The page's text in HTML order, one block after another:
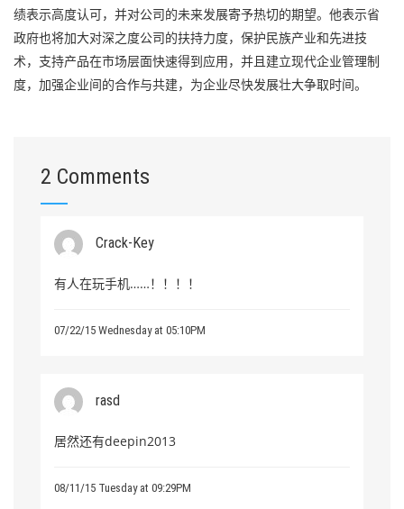
绩表示高度认可，并对公司的未来发展寄予热切的期望。他表示省
政府也将加大对深之度公司的扶持力度，保护民族产业和先进技
术，支持产品在市场层面快速得到应用，并且建立现代企业管理制
度，加强企业间的合作与共建，为企业尽快发展壮大争取时间。
2 Comments
Crack-Key
有人在玩手机……！！！！
07/22/15 Wednesday at 05:10PM
rasd
居然还有deepin2013
08/11/15 Tuesday at 09:29PM